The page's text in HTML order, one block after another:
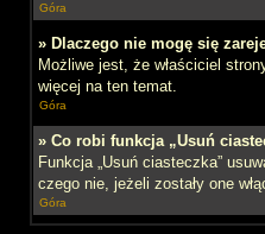
Góra
» Dlaczego nie mogę się
Możliwe jest, że właściciel
więcej na ten temat.
Góra
» Co robi funkcja „Usuń
Funkcja „Usuń ciasteczka”
czego nie, jeżeli zostały one
Góra